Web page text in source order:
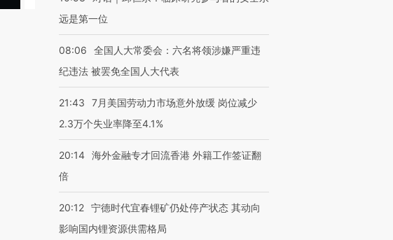
远是第一位
08:06
全国人大常委会：六名将领涉嫌严重违
纪违法 被罢免全国人大代表
21:43
7月美国劳动力市场意外放缓 岗位减少
2.3万个失业率降至4.1%
20:14 海外金融专才回流香港 外籍工作签证翻
倍
20:12 宁德时代宜春锂矿仍处停产状态 其动向
影响国内锂资源供需格局